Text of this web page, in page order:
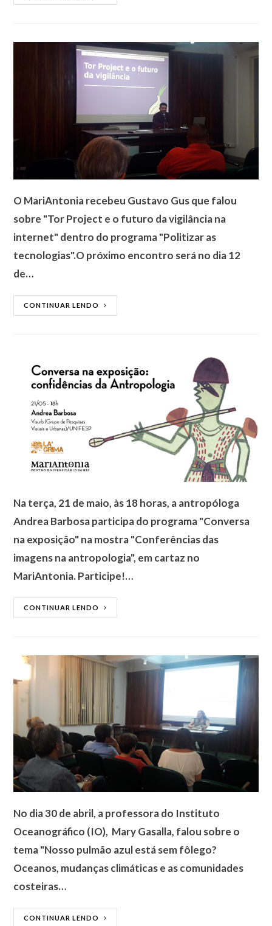
O MariAntonia recebeu Gustavo Gus que falou
sobre "Tor Project e o futuro da vigilância na
internet" dentro do programa "Politizar as
tecnologias".O próximo encontro será no dia 12
de…
CONTINUAR LENDO
Na terça, 21 de maio, às 18 horas, a antropóloga
Andrea Barbosa participa do programa "Conversa
na exposição" na mostra "Conferências das
imagens na antropologia", em cartaz no
MariAntonia. Participe!…
CONTINUAR LENDO
No dia 30 de abril, a professora do Instituto
Oceanográfico (IO), Mary Gasalla, falou sobre o
tema "Nosso pulmão azul está sem fôlego?
Oceanos, mudanças climáticas e as comunidades
costeiras…
CONTINUAR LENDO